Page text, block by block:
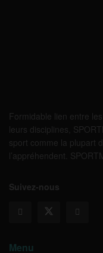
Formidable lien entre
leurs disciplines,
sport comme la plupart
l’appréhendent.
Suivez-nous
Menu